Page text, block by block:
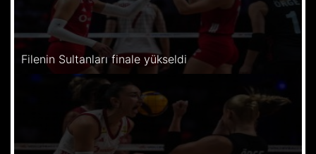
Filenin Sultanları finale yükseldi